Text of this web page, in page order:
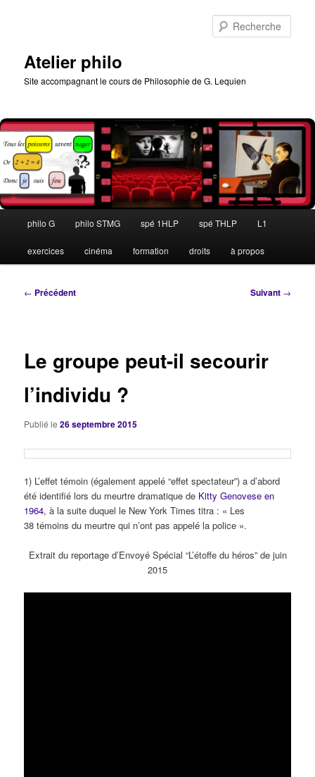
Atelier philo
Site accompagnant le cours de Philosophie de G. Lequien
principal
philo G philo STMG spé 1HLP spé THLP L1
exercices cinéma formation droits à propos
Navigation
← Précédent Suivant →
Le groupe peut-il secourir
l’individu ?
Publié le26 septembre 2015
1) L’effet témoin (également appelé “effet spectateur”) a d’abord
été identifié lors du meurtre dramatique de Kitty Genovese en
1964, à la suite duquel le New York Times titra : « Les
38 témoins du meurtre qui n’ont pas appelé la police ».
Extrait du reportage d’Envoyé Spécial “L’étoffe du héros” de juin
2015